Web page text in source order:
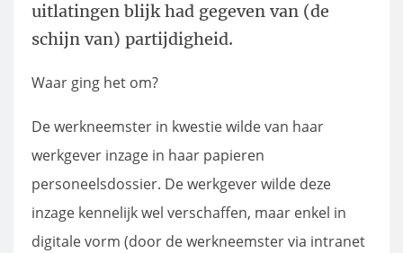
uitlatingen blijk had gegeven van (de
schijn van) partijdigheid.
Waar ging het om?
De werkneemster in kwestie wilde van haar
werkgever inzage in haar papieren
personeelsdossier. De werkgever wilde deze
inzage kennelijk wel verschaffen, maar enkel in
digitale vorm (door de werkneemster via intranet